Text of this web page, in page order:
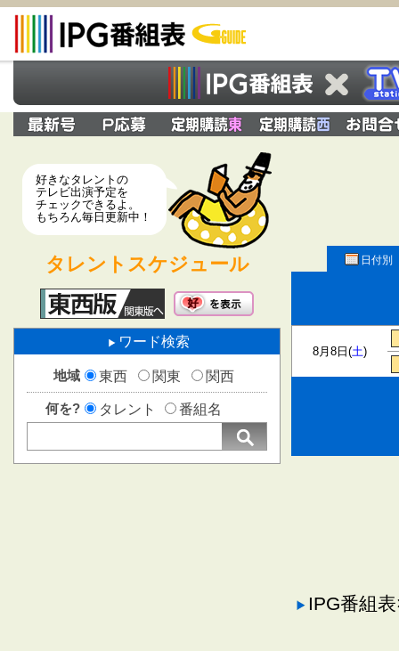
好きなタレントの
テレビ出演予定を
チェックできるよ。
もちろん毎日更新中！
タレントスケジュール
ワード検索
地域 東西 関東 関西
何を? タレント 番組名
日付別
8月8日(土)
IPG番組